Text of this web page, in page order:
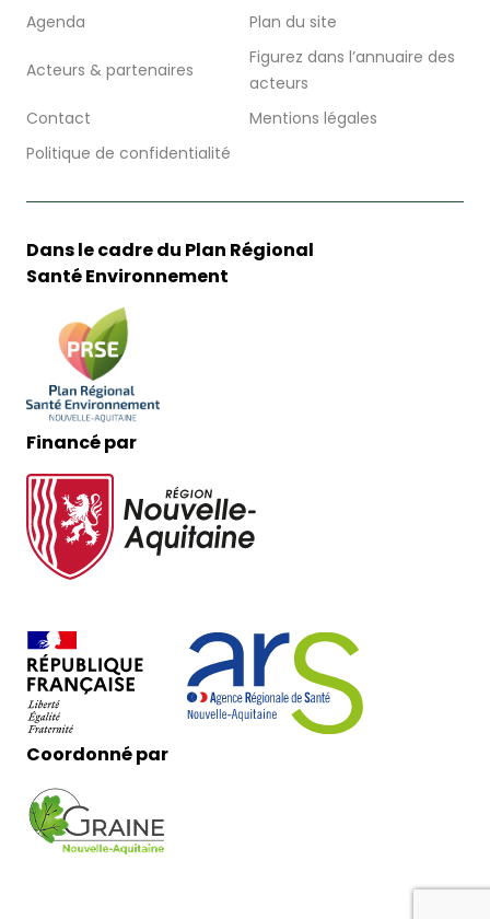
Agenda
Plan du site
Acteurs & partenaires
Figurez dans l’annuaire des
acteurs
Contact
Mentions légales
Politique de confidentialité
Dans le cadre du Plan Régional
Santé Environnement
Financé par
Coordonné par